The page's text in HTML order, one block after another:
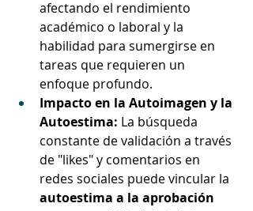
afectando el rendimiento
académico o laboral y la
habilidad para sumergirse en
tareas que requieren un
enfoque profundo.
Impacto en la Autoimagen y la
Autoestima: La búsqueda
constante de validación a través
de "likes" y comentarios en
redes sociales puede vincular la
autoestima a la aprobación